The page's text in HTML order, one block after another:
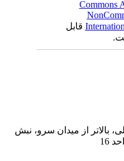
قابل
بالاتر از میدان سرو، نبش